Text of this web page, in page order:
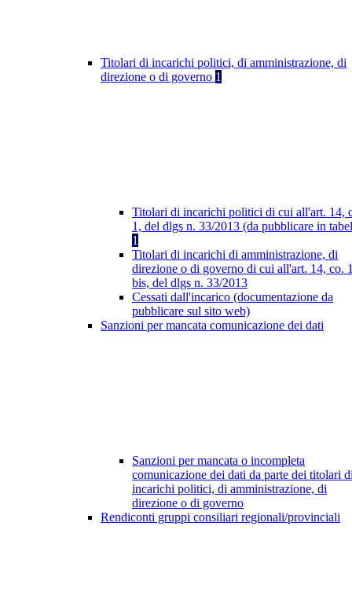
Titolari di incarichi politici, di amministrazione, di
direzione o di governo 1
Titolari di incarichi politici di cui all'art. 14,
1, del dlgs n. 33/2013 (da pubblicare in
1
Titolari di incarichi di amministrazione, di
direzione o di governo di cui all'art. 14, co.
bis, del dlgs n. 33/2013
Cessati dall'incarico (documentazione da
pubblicare sul sito web)
Sanzioni per mancata comunicazione dei dati
Sanzioni per mancata o incompleta
comunicazione dei dati da parte dei titolari
incarichi politici, di amministrazione, di
direzione o di governo
Rendiconti gruppi consiliari regionali/provinciali